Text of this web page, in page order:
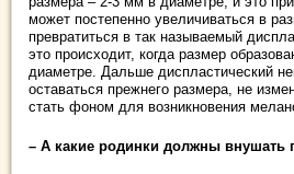
может постепенно увеличиваться в
превратиться в так называемый
это происходит, когда размер
диаметре. Дальше диспластический
оставаться прежнего размера, не
стать фоном для возникновения
– А какие родинки должны внушать